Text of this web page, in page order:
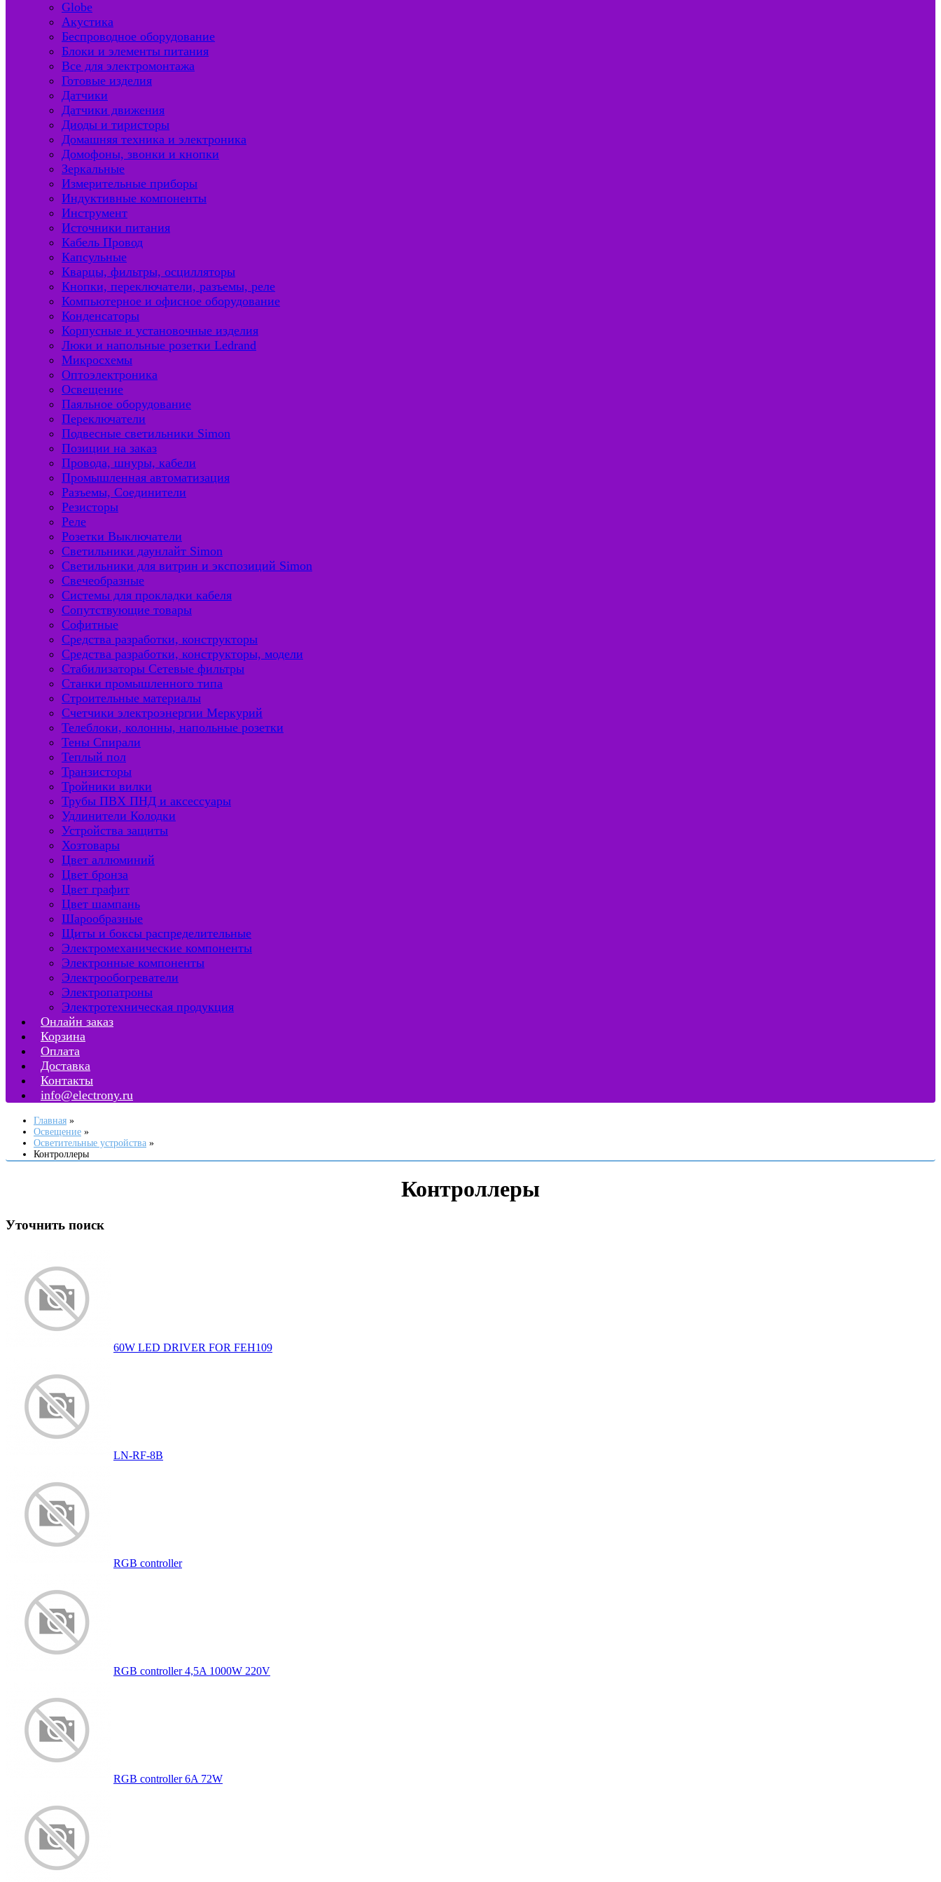
Globe
Акустика
Беспроводное оборудование
Блоки и элементы питания
Все для электромонтажа
Готовые изделия
Датчики
Датчики движения
Диоды и тиристоры
Домашняя техника и электроника
Домофоны, звонки и кнопки
Зеркальные
Измерительные приборы
Индуктивные компоненты
Инструмент
Источники питания
Кабель Провод
Капсульные
Кварцы, фильтры, осцилляторы
Кнопки, переключатели, разъемы, реле
Компьютерное и офисное оборудование
Конденсаторы
Корпусные и установочные изделия
Люки и напольные розетки Ledrand
Микросхемы
Оптоэлектроника
Освещение
Паяльное оборудование
Переключатели
Подвесные светильники Simon
Позиции на заказ
Провода, шнуры, кабели
Промышленная автоматизация
Разъемы, Соединители
Резисторы
Реле
Розетки Выключатели
Светильники даунлайт Simon
Светильники для витрин и экспозиций Simon
Свечеобразные
Системы для прокладки кабеля
Сопутствующие товары
Софитные
Средства разработки, конструкторы
Средства разработки, конструкторы, модели
Стабилизаторы Сетевые фильтры
Станки промышленного типа
Строительные материалы
Счетчики электроэнергии Меркурий
Телеблоки, колонны, напольные розетки
Тены Спирали
Теплый пол
Транзисторы
Тройники вилки
Трубы ПВХ ПНД и аксессуары
Удлинители Колодки
Устройства защиты
Хозтовары
Цвет аллюминий
Цвет бронза
Цвет графит
Цвет шампань
Шарообразные
Щиты и боксы распределительные
Электромеханические компоненты
Электронные компоненты
Электрообогреватели
Электропатроны
Электротехническая продукция
Онлайн заказ
Корзина
Оплата
Доставка
Контакты
info@electrony.ru
Главная
Освещение
Осветительные устройства
Контроллеры
Контроллеры
Уточнить поиск
60W LED DRIVER FOR FEH109
LN-RF-8B
RGB controller
RGB controller 4,5A 1000W 220V
RGB controller 6A 72W